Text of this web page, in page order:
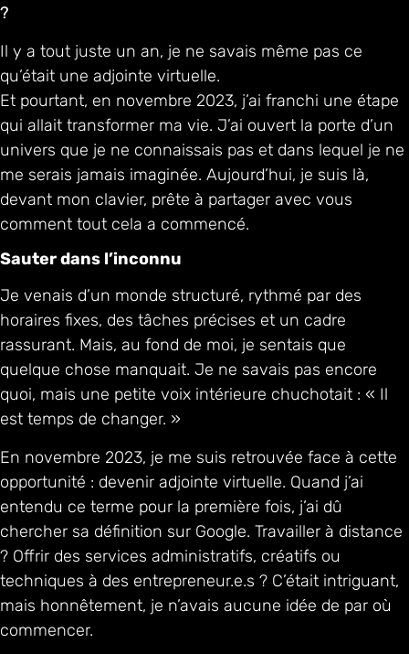
?
Il y a tout juste un an, je ne savais même pas ce
qu’était une adjointe virtuelle.
Et pourtant, en novembre 2023, j’ai franchi une étape
qui allait transformer ma vie. J’ai ouvert la porte d’un
univers que je ne connaissais pas et dans lequel je ne
me serais jamais imaginée. Aujourd’hui, je suis là,
devant mon clavier, prête à partager avec vous
comment tout cela a commencé.
Sauter dans l’inconnu
Je venais d’un monde structuré, rythmé par des
horaires fixes, des tâches précises et un cadre
rassurant. Mais, au fond de moi, je sentais que
quelque chose manquait. Je ne savais pas encore
quoi, mais une petite voix intérieure chuchotait : « Il
est temps de changer. »
En novembre 2023, je me suis retrouvée face à cette
opportunité : devenir adjointe virtuelle. Quand j’ai
entendu ce terme pour la première fois, j’ai dû
chercher sa définition sur Google. Travailler à distance
? Offrir des services administratifs, créatifs ou
techniques à des entrepreneur.e.s ? C’était intriguant,
mais honnêtement, je n’avais aucune idée de par où
commencer.